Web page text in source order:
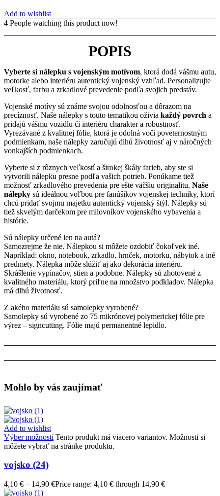
Add to wishlist
4 People watching this product now!
POPIS
Vyberte si nálepku s vojenským motívom, ktorá dodá vášmu autu,
motorke alebo interiéru autentický vojenský vzhľad. Personalizujte
veľkosť, farbu a zrkadlové prevedenie podľa svojich predstáv.
Vojenské motívy sú známe svojou odolnosťou a dôrazom na
precíznosť. Naše nálepky s touto tematikou oživia každý povrch a
pridajú vášmu vozidlu či interiéru charakter a robustnosť.
Vyrezávané z kvalitnej fólie, ktorá je odolná voči poveternostným
podmienkam, naše nálepky zaručujú dlhú životnosť aj v náročných
vonkajších podmienkach.
Vyberte si z rôznych veľkostí a širokej škály farieb, aby ste si
vytvorili nálepku presne podľa vašich potrieb. Ponúkame tiež
možnosť zrkadlového prevedenia pre ešte väčšiu originalitu. Naše
nálepky sú ideálnou voľbou pre fanúšikov vojenskej techniky, ktorí
chcú pridať svojmu majetku autentický vojenský štýl. Nálepky sú
tiež skvelým darčekom pre milovníkov vojenského vybavenia a
histórie.
Sú nálepky určené len na autá?
Samozrejme že nie. Nálepkou si môžete ozdobiť čokoľvek iné.
Napríklad: okno, notebook, zrkadlo, hrnček, motorku, nábytok a iné
predmety. Nálepka môže slúžiť aj ako dekorácia interiéru.
Skrášlenie vypínačov, stien a podobne. Nálepky sú zhotovené z
kvalitného materiálu, ktorý priľne na množstvo podkladov. Nálepka
má dlhú životnosť.
Z akého materiálu sú samolepky vyrobené?
Samolepky sú vyrobené zo 75 mikrónovej polymerickej fólie pre
výrez – signcutting. Fólie majú permanentné lepidlo.
Mohlo by vás zaujímať
Add to wishlist
Výber možností Tento produkt má viacero variantov. Možnosti si
môžete vybrať na stránke produktu.
vojsko (24)
4,10 € – 14,90 €Price range: 4,10 € through 14,90 €